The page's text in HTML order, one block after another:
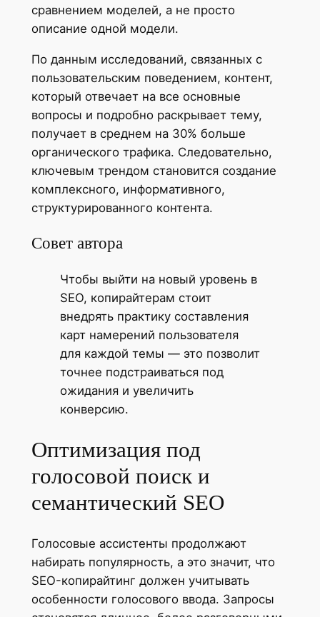
сравнением моделей, а не просто
описание одной модели.
По данным исследований, связанных с
пользовательским поведением, контент,
который отвечает на все основные
вопросы и подробно раскрывает тему,
получает в среднем на 30% больше
органического трафика. Следовательно,
ключевым трендом становится создание
комплексного, информативного,
структурированного контента.
Совет автора
Чтобы выйти на новый уровень в
SEO, копирайтерам стоит
внедрять практику составления
карт намерений пользователя
для каждой темы — это позволит
точнее подстраиваться под
ожидания и увеличить
конверсию.
Оптимизация под
голосовой поиск и
семантический SEO
Голосовые ассистенты продолжают
набирать популярность, а это значит, что
SEO-копирайтинг должен учитывать
особенности голосового ввода. Запросы